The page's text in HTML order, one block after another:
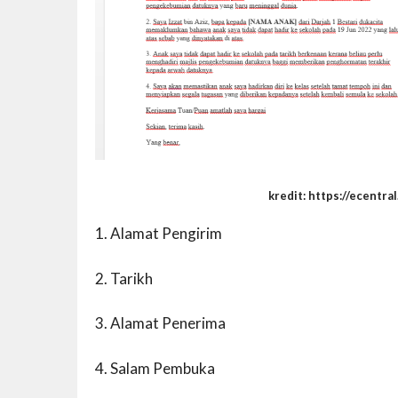
kredit: https://
1. Alamat Pengirim
2. Tarikh
3. Alamat Penerima
4. Salam Pembuka